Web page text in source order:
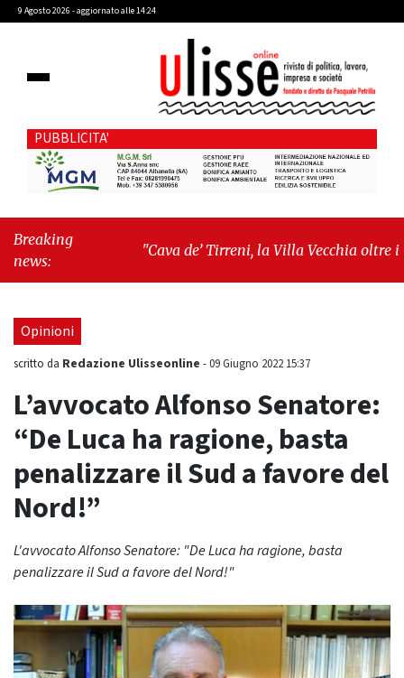
9 Agosto 2026 - aggiornato alle 14:24
PUBBLICITA'
Breaking
news:
"Cava de’ Tirreni, la Villa Vecchia oltre i
Opinioni
scritto da Redazione Ulisseonline -09 Giugno 2022 15:37
L’avvocato Alfonso Senatore:
“De Luca ha ragione, basta
penalizzare il Sud a favore del
Nord!”
L'avvocato Alfonso Senatore: "De Luca ha ragione, basta
penalizzare il Sud a favore del Nord!"